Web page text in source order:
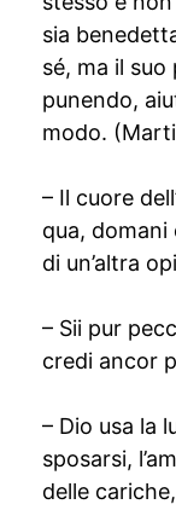
sia
sé, ma il
punendo,
modo.
– Il cuore
qua, domani
di un’altra
– Sii pur
credi ancor
– Dio usa la
sposarsi,
delle